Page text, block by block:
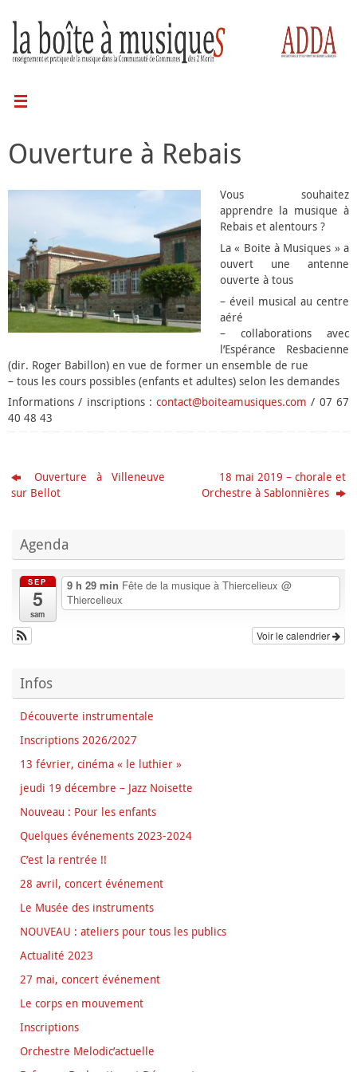
Ouverture à Rebais
Vous souhaitez
apprendre la musique à
Rebais et alentours ?
La « Boite à Musiques » a
ouvert une antenne
ouverte à tous
– éveil musical au centre
aéré
– collaborations avec
l’Espérance Resbacienne
(dir. Roger Babillon) en vue de former un ensemble de rue
– tous les cours possibles (enfants et adultes) selon les demandes
Informations / inscriptions :contact@boiteamusiques.com / 07 67
40 48 43
Ouverture à Villeneuve
sur Bellot
18 mai 2019 – chorale et
Orchestre à Sablonnières
Agenda
SEP
5
sam
9 h 29 min Fête de la musique à Thiercelieux @
Thiercelieux
Voir le calendrier
Infos
Découverte instrumentale
Inscriptions 2026/2027
13 février, cinéma « le luthier »
jeudi 19 décembre – Jazz Noisette
Nouveau : Pour les enfants
Quelques événements 2023-2024
C’est la rentrée !!
28 avril, concert événement
Le Musée des instruments
NOUVEAU : ateliers pour tous les publics
Actualité 2023
27 mai, concert événement
Le corps en mouvement
Inscriptions
Orchestre Melodic’actuelle